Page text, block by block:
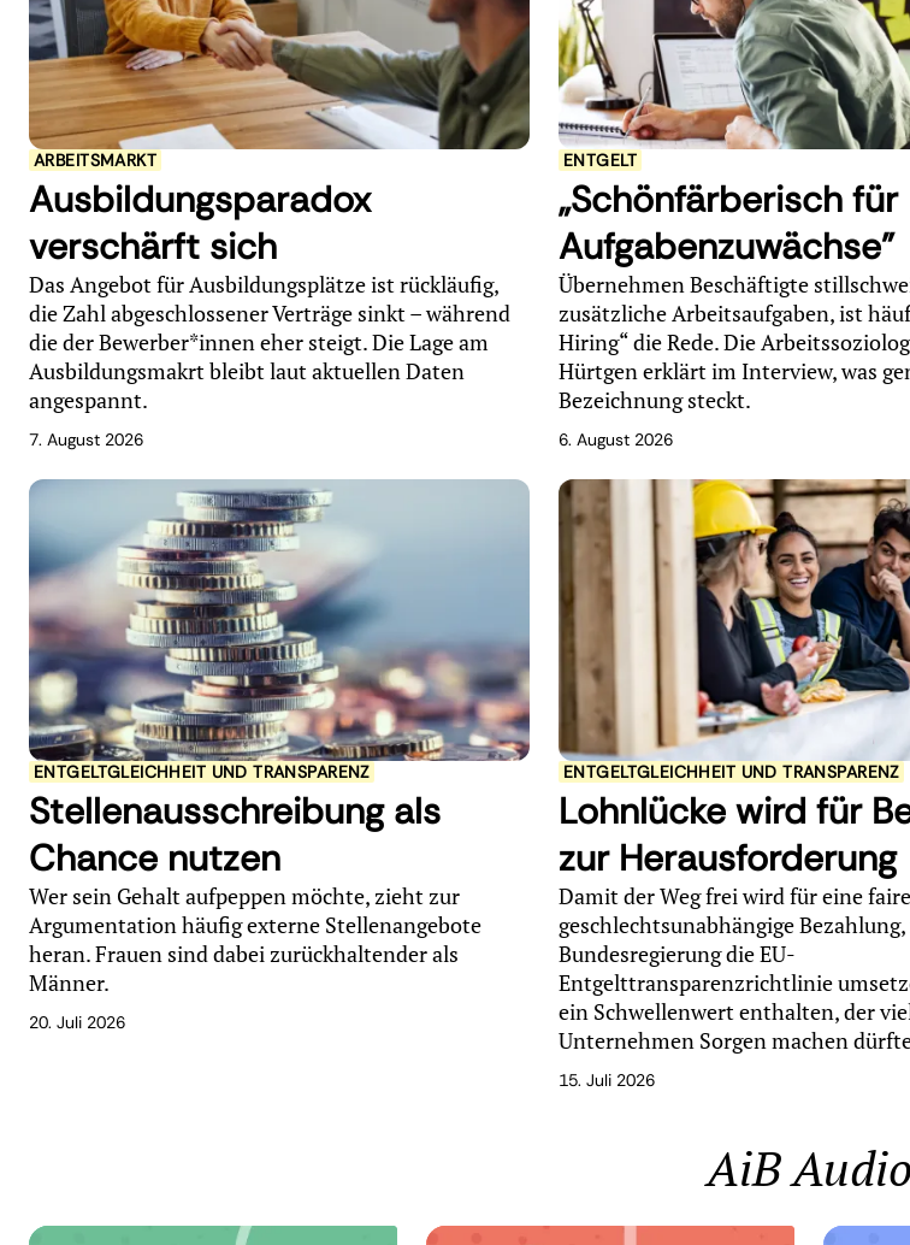
ARBEITSMARKT
Ausbildungsparadox
verschärft sich
Das Angebot für Ausbildungsplätze ist rückläufig,
die Zahl abgeschlossener Verträge sinkt – während
die der Bewerber*innen eher steigt. Die Lage am
Ausbildungsmakrt bleibt laut aktuellen Daten
angespannt.
7. August 2026
ENTGELT
„Schönfärberisch für
Aufgabenzuwächse"
Übernehmen Beschäftigte
zusätzliche Arbeitsaufgaben, ist
Hiring“ die Rede. Die
Hürtgen erklärt im Interview, was
Bezeichnung steckt.
6. August 2026
ENTGELTGLEICHHEIT UND TRANSPARENZ
Stellenausschreibung als
Chance nutzen
Wer sein Gehalt aufpeppen möchte, zieht zur
Argumentation häufig externe Stellenangebote
heran. Frauen sind dabei zurückhaltender als
Männer.
20. Juli 2026
ENTGELTGLEICHHEIT UND TRANSPARENZ
Lohnlücke wird für
zur Herausforderung
Damit der Weg frei wird für eine
geschlechtsunabhängige
Bundesregierung die EU-
Entgelttransparenzrichtlinie
ein Schwellenwert enthalten, der
Unternehmen Sorgen machen
15. Juli 2026
AiB Audio